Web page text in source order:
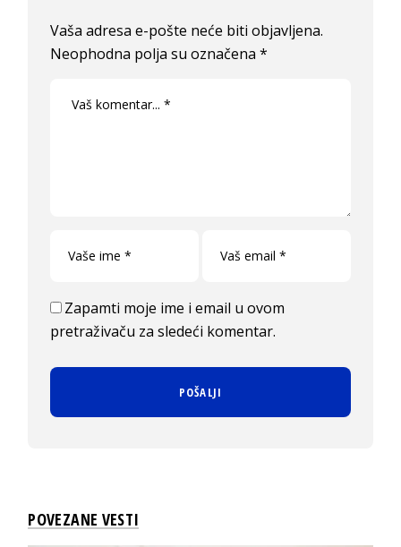
Vaša adresa e-pošte neće biti objavljena.
Neophodna polja su označena*
Zapamti moje ime i email u ovom
pretraživaču za sledeći komentar.
POVEZANE VESTI